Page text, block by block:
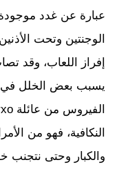
عبارة عن غدد
الوجنتين وتحت
إفراز اللعاب، وقد
يسبب بعض الخلل في
النكافية، فهو من
والكبار وحتى نتجنب